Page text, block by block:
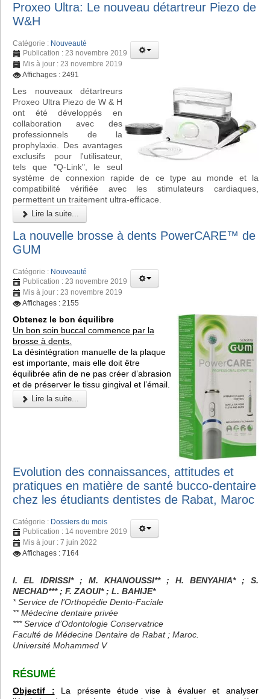
Proxeo Ultra: Le nouveau détartreur Piezo de
W&H
Catégorie : Nouveauté
Publication : 23 novembre 2019
Mis à jour : 23 novembre 2019
Affichages : 2491
Les nouveaux détartreurs
Proxeo Ultra Piezo de W & H
ont été développés en
collaboration avec des
professionnels de la
prophylaxie. Des avantages
exclusifs pour l'utilisateur,
tels que "Q-Link", le seul
système de connexion rapide de ce type au monde et la
compatibilité vérifiée avec les stimulateurs cardiaques,
permettent un traitement ultra-efficace.
Lire la suite...
La nouvelle brosse à dents PowerCARE™ de
GUM
Catégorie : Nouveauté
Publication : 23 novembre 2019
Mis à jour : 23 novembre 2019
Affichages : 2155
Obtenez le bon équilibre
Un bon soin buccal commence par la
brosse à dents.
La désintégration manuelle de la plaque
est importante, mais elle doit être
équilibrée afin de ne pas créer d’abrasion
et de préserver le tissu gingival et l’émail.
Lire la suite...
Evolution des connaissances, attitudes et
pratiques en matière de santé bucco-dentaire
chez les étudiants dentistes de Rabat, Maroc
Catégorie : Dossiers du mois
Publication : 14 novembre 2019
Mis à jour : 7 juin 2022
Affichages : 7164
I. EL IDRISSI* ; M. KHANOUSSI** ; H. BENYAHIA* ; S.
NECHAD*** ; F. ZAOUI* ; L. BAHIJE*
* Service de l’Orthopédie Dento-Faciale
** Médecine dentaire privée
*** Service d’Odontologie Conservatrice
Faculté de Médecine Dentaire de Rabat ; Maroc.
Université Mohammed V
RÉSUMÉ
Objectif : La présente étude vise à évaluer et analyser